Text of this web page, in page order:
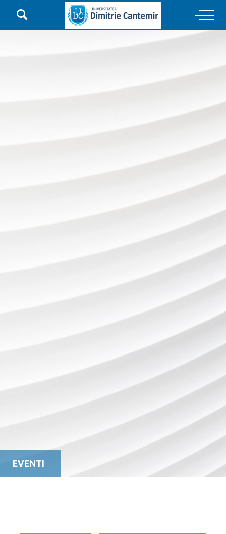

Main Navigation
EVENTI